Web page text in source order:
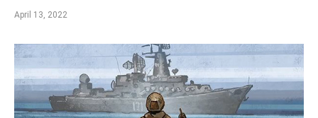
April 13, 2022